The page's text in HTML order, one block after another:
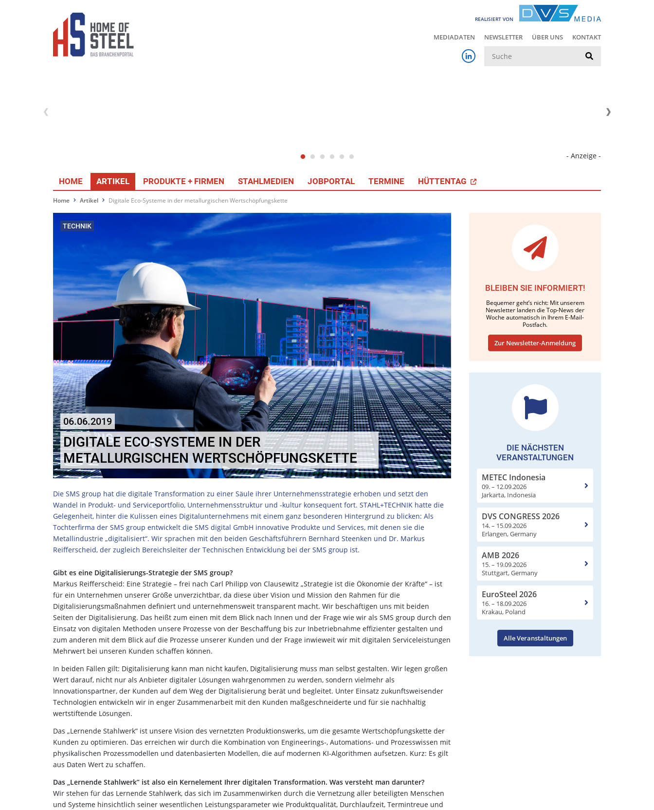
REALISIERT VON
MEDIADATEN NEWSLETTER ÜBER UNS KONTAKT
- Anzeige -
HOME ARTIKEL PRODUKTE + FIRMEN STAHLMEDIEN JOBPORTAL TERMINE HÜTTENTAG
Home Artikel Digitale Eco-Systeme in der metallurgischen Wertschöpfungskette
TECHNIK
06.06.2019
DIGITALE ECO-SYSTEME IN DER
METALLURGISCHEN WERTSCHÖPFUNGSKETTE
Die SMS group hat die digitale Transformation zu einer Säule ihrer Unternehmensstrategie erhoben und setzt den
Wandel in Produkt- und Serviceportfolio, Unternehmensstruktur und -kultur konsequent fort. STAHL+TECHNIK hatte die
Gelegenheit, hinter die Kulissen eines Digitalunternehmens mit einem ganz besonderen Hintergrund zu blicken: Als
Tochterfirma der SMS group entwickelt die SMS digital GmbH innovative Produkte und Services, mit denen sie die
Metallindustrie „digitalisiert“. Wir sprachen mit den beiden Geschäftsführern Bernhard Steenken und Dr. Markus
Reifferscheid, der zugleich Bereichsleiter der Technischen Entwicklung bei der SMS group ist.
Gibt es eine Digitalisierungs-Strategie der SMS group?
Markus Reifferscheid: Eine Strategie – frei nach Carl Philipp von Clausewitz „Strategie ist die Ökonomie der Kräfte“ – ist
für ein Unternehmen unserer Größe unverzichtbar, da diese über Vision und Mission den Rahmen für die
Digitalisierungsmaßnahmen definiert und unternehmensweit transparent macht. Wir beschäftigen uns mit beiden
Seiten der Digitalisierung. Das heißt zum einen mit dem Blick nach Innen und der Frage wie wir als SMS group durch den
Einsatz von digitalen Methoden unsere Prozesse von der Beschaffung bis zur Inbetriebnahme effizienter gestalten und
zum anderen mit dem Blick auf die Prozesse unserer Kunden und der Frage inwieweit wir mit digitalen Serviceleistungen
Mehrwert bei unseren Kunden schaffen können.
In beiden Fällen gilt: Digitalisierung kann man nicht kaufen, Digitalisierung muss man selbst gestalten. Wir legen großen
Wert darauf, nicht nur als Anbieter digitaler Lösungen wahrgenommen zu werden, sondern vielmehr als
Innovationspartner, der Kunden auf dem Weg der Digitalisierung berät und begleitet. Unter Einsatz zukunftsweisender
Technologien entwickeln wir in enger Zusammenarbeit mit den Kunden maßgeschneiderte und für sie nachhaltig
wertstiftende Lösungen.
Das „Lernende Stahlwerk” ist unsere Vision des vernetzten Produktionswerks, um die gesamte Wertschöpfungskette der
Kunden zu optimieren. Das erreichen wir durch die Kombination von Engineerings-, Automations- und Prozesswissen mit
physikalischen Prozessmodellen und datenbasierten Modellen, die auf modernen KI-Algorithmen aufsetzen. Kurz: Es gilt
aus Daten Wert zu schaffen.
Das „Lernende Stahlwerk” ist also ein Kernelement Ihrer digitalen Transformation. Was versteht man darunter?
Wir stehen für das Lernende Stahlwerk, das sich im Zusammenwirken durch die Vernetzung aller beteiligten Menschen
und Systeme hinsichtlich seiner wesentlichen Leistungsparameter wie Produktqualität, Durchlaufzeit, Termintreue und
BLEIBEN SIE INFORMIERT!
Bequemer geht’s nicht: Mit unserem
Newsletter landen die Top-News der
Woche automatisch in Ihrem E-Mail-
Postfach.
Zur Newsletter-Anmeldung
DIE NÄCHSTEN
VERANSTALTUNGEN
METEC Indonesia
09. – 12.09.2026
Jarkarta, Indonesia
DVS CONGRESS 2026
14. – 15.09.2026
Erlangen, Germany
AMB 2026
15. – 19.09.2026
Stuttgart, Germany
EuroSteel 2026
16. – 18.09.2026
Krakau, Poland
Alle Veranstaltungen